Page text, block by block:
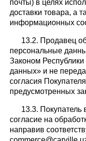
почты) в целях
доставки товара, а
информационных
13.2. Продавец
персональные
Законом
данных» и не
согласия
предусмотренных
13.3. Покупатель
согласие на
направив